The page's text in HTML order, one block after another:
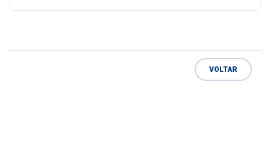
VOLTAR